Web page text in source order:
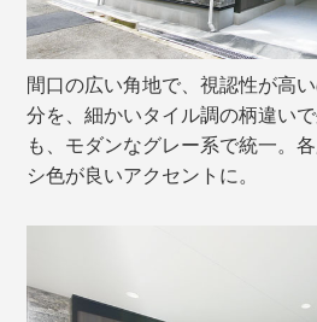
間口の広い角地で、視認性が高
分を、細かいタイル調の柄違い
も、モダンなグレー系で統一。
シ色が良いアクセントに。